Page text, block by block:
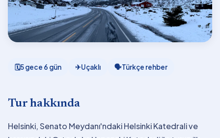
🗓5 gece 6 gün ✈Uçaklı 🗣Türkçe rehber
Tur hakkında
Helsinki, Senato Meydanı'ndaki Helsinki Katedrali ve